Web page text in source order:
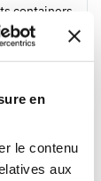
en
le contenu
aux
containers
- pack of 2